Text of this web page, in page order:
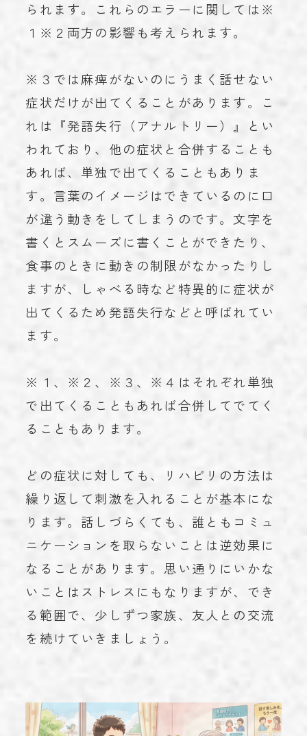
られます。これらのエラーに関しては※
１※２両方の影響も考えられます。
※３では麻痺がないのにうまく話せない
症状だけが出てくることがあります。こ
れは『発語失行（アナルトリー）』とい
われており、他の症状と合併することも
あれば、単独で出てくることもありま
す。言葉のイメージはできているのに口
が違う動きをしてしまうのです。文字を
書くとスムーズに書くことができたり、
食事のときに動きの制限がなかったりし
ますが、しゃべる時など特異的に症状が
出てくるため発語失行などと呼ばれてい
ます。
※１、※２、※３、※４はそれぞれ単独
で出てくることもあれば合併してでてく
ることもあります。
どの症状に対しても、リハビリの方法は
繰り返して刺激を入れることが基本にな
ります。話しづらくても、誰ともコミュ
ニケーションを取らないことは逆効果に
なることがあります。思い通りにいかな
いことはストレスにもなりますが、でき
る範囲で、少しずつ家族、友人との交流
を続けていきましょう。